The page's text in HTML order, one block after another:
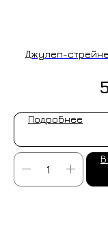
Джулеп-
Подробнее